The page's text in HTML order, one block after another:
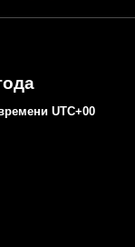
UTC+00